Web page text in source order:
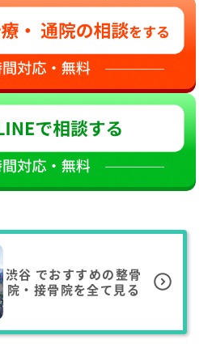
渋谷 でおすすめの整骨
院・接骨院を全て見る